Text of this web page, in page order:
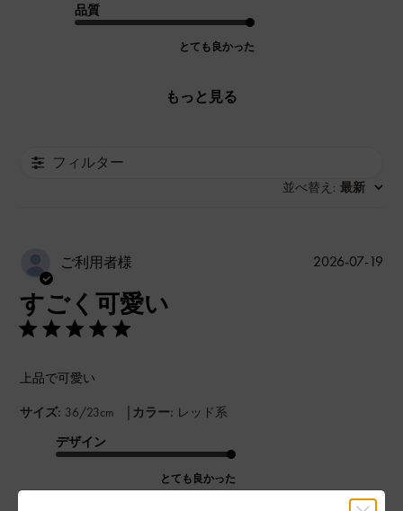
品質
とても良かった
もっと見る
フィルター
並べ替え : 最新
ご利用者様
すごく可愛い
上品で可愛い
サイズ: 36/23cm | カラー: レッド系
デザイン
とても良かった
公
2026-07-19